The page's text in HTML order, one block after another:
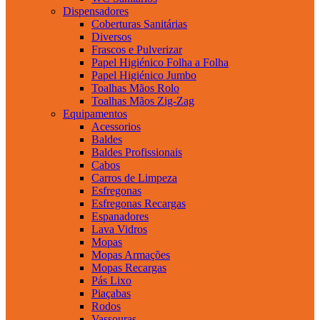
Dispensadores
Coberturas Sanitárias
Diversos
Frascos e Pulverizar
Papel Higiénico Folha a Folha
Papel Higiénico Jumbo
Toalhas Mãos Rolo
Toalhas Mãos Zig-Zag
Equipamentos
Acessorios
Baldes
Baldes Profissionais
Cabos
Carros de Limpeza
Esfregonas
Esfregonas Recargas
Espanadores
Lava Vidros
Mopas
Mopas Armações
Mopas Recargas
Pás Lixo
Piaçabas
Rodos